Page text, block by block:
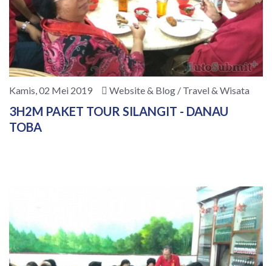
Kamis, 02 Mei 2019 Website & Blog / Travel & Wisata
3H2M PAKET TOUR SILANGIT - DANAU
TOBA